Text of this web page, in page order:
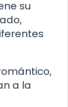
su
a la